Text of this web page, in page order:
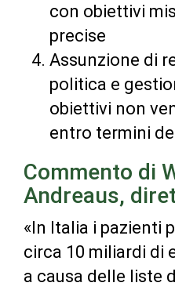
con obiettivi
precise
Assunzione di
politica e
obiettivi non
entro termini
Commento di
Andreaus,
«In Italia i pazienti
circa 10 miliardi di
a causa delle liste